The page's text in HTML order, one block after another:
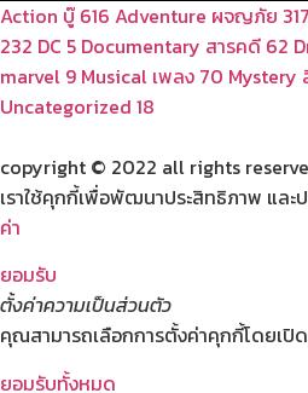
Action บู๊ 616 Adventure ผจญภัย 317
232 DC 5 Documentary สารคดี 62
marvel 9 Musical เพลง 70 Mystery
Uncategorized 18
copyright © 2022 all rights
เราใช้คุกกี้เพื่อพัฒนาประสิทธิภาพ แล
ค่า
ยอมรับ
ตั้งค่าความเป็นส่วนตัว
คุณสามารถเลือกการตั้งค่าคุกกี้โดยเปิ
ยอมรับทั้งหมด